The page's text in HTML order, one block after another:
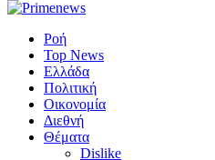
Ροή
Top News
Ελλάδα
Πολιτική
Οικονομία
Διεθνή
Θέματα
Dislike